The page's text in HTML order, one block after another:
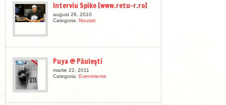
Interviu Spike [www.retu-r.ro]
august 26, 2010
Categoria: Noutati
Puya @ Păuleşti
martie 22, 2011
Categoria: Evenimente